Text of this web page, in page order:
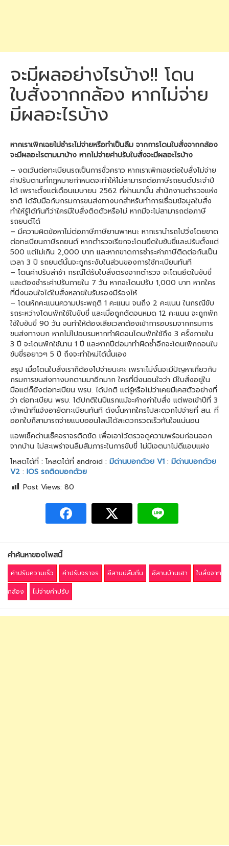
จะมีผลอย่างไรบ้าง!! โดน
ใบสั่งจากกล้อง หากไม่จ่าย
มีผลอะไรบ้าง
หากเราเพิกเฉยไม่ชำระไม่จ่ายหรือทำเป็นลืม จากการโดนใบสั่งจากกล้อง
จะมีผลอะไรตามมาบ้าง หากไม่จ่ายค่าปรับใบสั่งจะมีผลอะไรบ้าง
– งดเว้นต่อทะเบียนรถเป็นการชั่วคราว หากเราเพิกเฉยต่อใบสั่งไม่จ่าย
ค่าปรับตามที่กฎหมายกำหนดจะทำให้ไม่สามารถต่อภาษีรถยนต์ประจำปี
ได้ เพราะตั้งแต่เดือนเมษายน 2562 ที่ผ่านมานั้น สำนักงานตำรวจแห่ง
ชาติ ได้จับมือกับกรมการขนส่งทางบกสำหรับทำการเชื่อมข้อมูลใบสั่ง
ทำให้รู้ได้ทันทีว่าใครมีใบสั่งติดตัวหรือไม่ หากมีจะไม่สามารถต่อภาษี
รถยนต์ได้
– มีความผิดข้อหาไม่ต่อภาษีภาษียานพาหนะ หากเรานำรถไปวิ่งโดยขาด
ต่อทะเบียนภาษีรถยนต์ หากตำรวจเรียกจะโดนยึดใบขับขี่และปรับตั้งแต่
500 แต่ไม่เกิน 2,000 บาท และหากขาดการชำระค่าภาษีติดต่อกันเป็น
เวลา 3 ปี รถยนต์นั้นจะถูกระงับในส่วนของการใช้ทะเบียนทันที
– โดนค่าปรับล่าช้า กรณีได้รับใบสั่งตรงจากตำรวจ จะโดนยึดใบขับขี่
และต้องชำระค่าปรับภายใน 7 วัน หากจะโดนปรับ 1,000 บาท หากใคร
ที่นิ่งนอนใจได้ใบสั่งหลายใบรับรองมีร้องไห้
– โดนหักคะแนนความประพฤติ 1 คะแนน จนถึง 2 คะแนน ในกรณีขับ
รถระหว่างโดนพักใช้ใบขับขี่ และเมื่อถูกตัดจนหมด 12 คะแนน จะถูกพัก
ใช้ใบขับขี่ 90 วัน จนทำให้ต้องเสียเวลาต้องเข้าการอบรมจากกรมการ
ขนส่งทางบก หากไม่ไปอบรมหากทำผิดจนโดนพักใช้ถึง 3 ครั้งภายใน
3 ปี จะโดนพักใช้นาน 1 ปี และหากปีต่อมาทำผิดซ้ำอีกจะโดนเพิกถอนใบ
ขับขี่รอยาวๆ 5 ปี ถึงจะทำใหม่ได้นั้นเอง
สรุป เมื่อโดนใบสั่งเราก็ต้องไปจ่ายนะคะ เพราะไม่งั้นจะมีปัญหาเกี่ยวกับ
กรมการขนส่งทางบกตามมาอีกมาก ใครที่นิ่งนอนใจว่า มีใบสั่งอยู่ใน
มือแต่ก็ยังต่อทะเบียน พรบ. ได้ปกติ แต่รู้หรือไม่ว่าเคยมีเคสตัวอย่างที่
ว่า ต่อทะเบียน พรบ. ได้ปกติในปีแรกแม้จะค้างค่าใบสั่ง แต่พอเข้าปีที่ 3
เจ้าหน้าที่แจ้งอายัดทะเบียนทันที ดังนั้นหากใครไปสะดวกไปจ่ายที่ สน. ที่
ออกใบก็สามารถจ่ายแบบออนไลน์ได้สะดวกรวดเร็วทันใจแน่นอน
แอพเช็คด่านเช็คจราจรติดขัด เพื่อเอาไว้ตรวจดูความพร้อมก่อนออก
จากบ้าน ไม่สะเพร่าจนลืมสัมภาระในการขับขี่ ไม่มีเจตนาไม่ดีแอบแฝง
โหลดได้ที่ : โหลดได้ที่ android : มีด่านบอกด้วย V1 : มีด่านบอกด้วย
V2 : IOS รถติดบอกด้วย
Post Views: 80
คำค้นหาของโพสนี้
ค่าปรับความเร็ว ค่าปรับจราจร อีสานบ่ลืมถิ่น อีสานบ้านเฮา
ใบสั่งจาก
กล้อง
ไม่จ่ายค่าปรับ